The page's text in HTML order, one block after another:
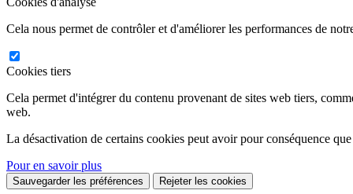
Cela nous permet de contrôler et d'améliorer les performances de
Cookies tiers
Cela permet d'intégrer du contenu provenant de sites web tiers,
web.
La désactivation de certains cookies peut avoir pour conséquence
Pour en savoir plus
Sauvegarder les préférences Rejeter les cookies